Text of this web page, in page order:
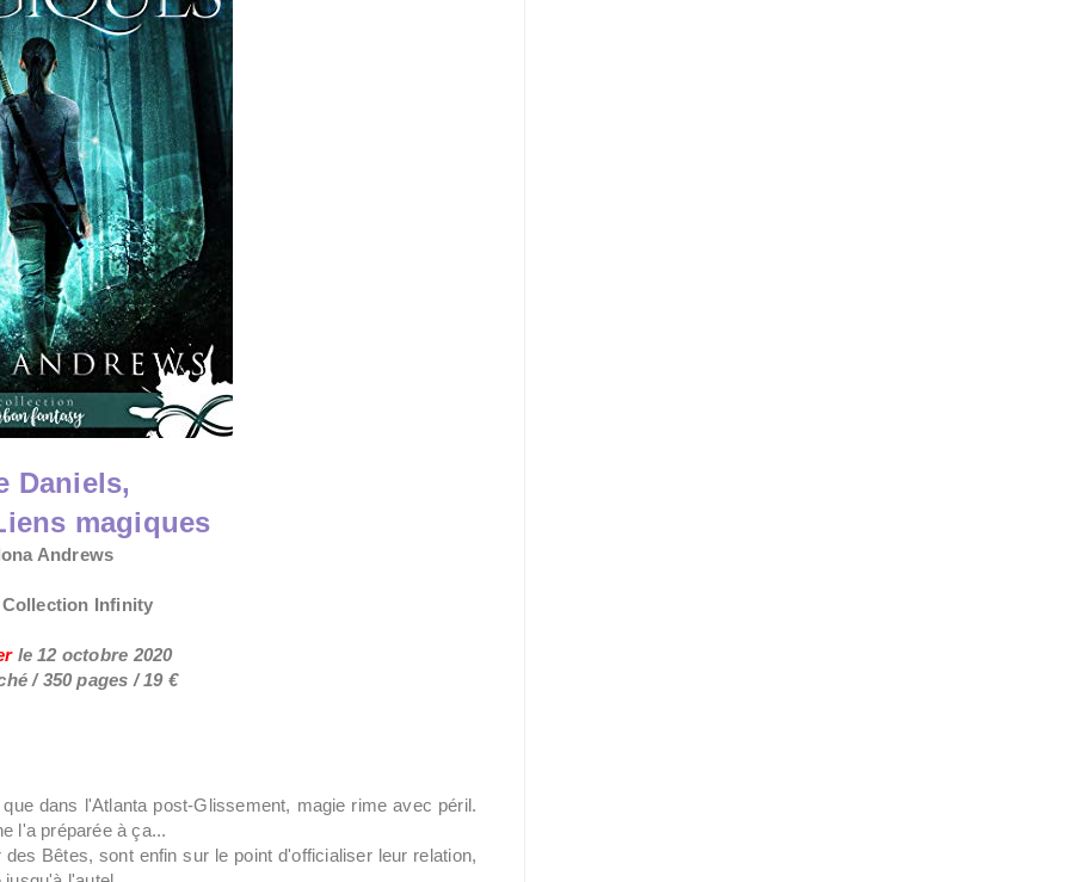
Daniels,
magiques
Andrews
Infinity
le 12 octobre 2020
/ 350 pages / 19 €
dans l'Atlanta post-Glissement, magie rime avec péril.
l'a préparée à ça...
Bêtes, sont enfin sur le point d'officialiser leur relation,